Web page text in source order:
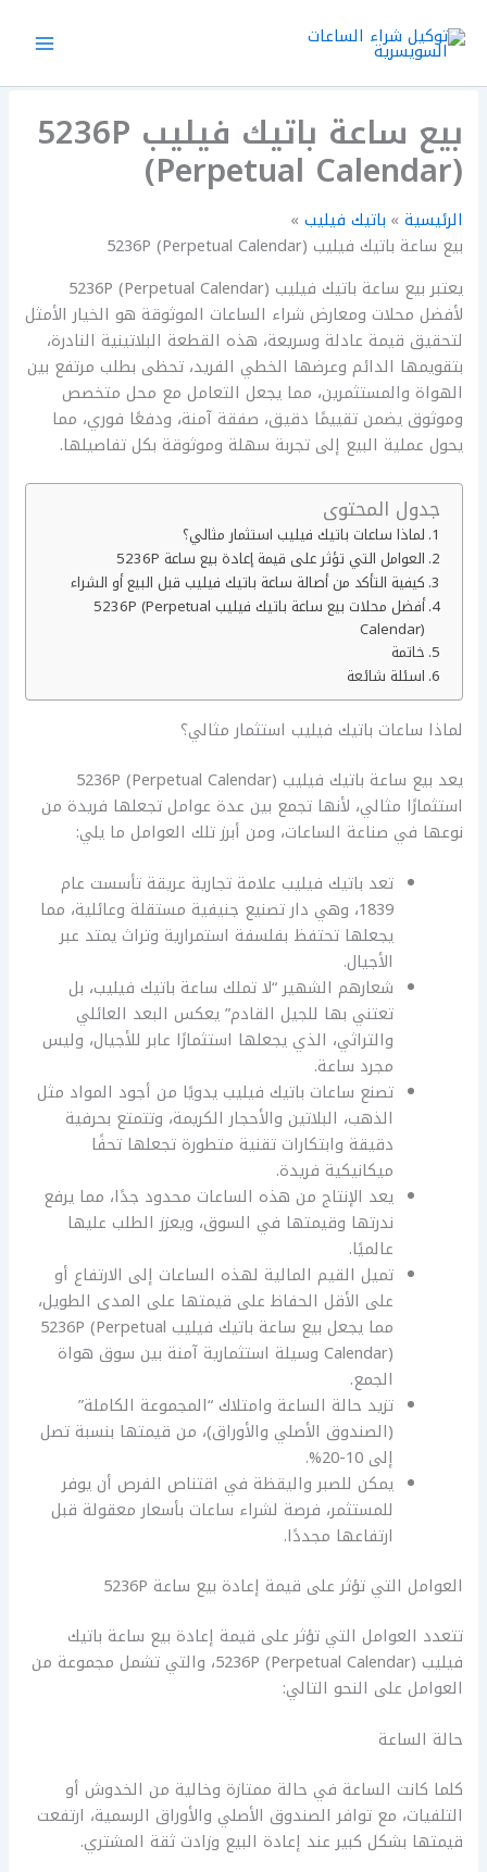
إلى
المحتوى
بيع ساعة باتيك فيليب 5236P
(Perpetual Calendar)
الرئيسية
باتيك فيليب
بيع ساعة باتيك فيليب 5236P (Perpetual Calendar)
يعتبر بيع ساعة باتيك فيليب 5236P (Perpetual Calendar)
لأفضل محلات ومعارض شراء الساعات الموثوقة هو الخيار الأمثل
لتحقيق قيمة عادلة وسريعة، هذه القطعة البلاتينية النادرة،
بتقويمها الدائم وعرضها الخطي الفريد، تحظى بطلب مرتفع بين
الهواة والمستثمرين، مما يجعل التعامل مع محل متخصص
وموثوق يضمن تقييمًا دقيق، صفقة آمنة، ودفعًا فوري، مما
يحول عملية البيع إلى تجربة سهلة وموثوقة بكل تفاصيلها.
جدول المحتوى
لماذا ساعات باتيك فيليب استثمار مثالي؟
العوامل التي تؤثر على قيمة إعادة بيع ساعة 5236P
كيفية التأكد من أصالة ساعة باتيك فيليب قبل البيع أو الشراء
أفضل محلات بيع ساعة باتيك فيليب 5236P (Perpetual
Calendar)
خاتمة
اسئلة شائعة
لماذا ساعات باتيك فيليب استثمار مثالي؟
يعد بيع ساعة باتيك فيليب 5236P (Perpetual Calendar)
استثمارًا مثالي، لأنها تجمع بين عدة عوامل تجعلها فريدة من
نوعها في صناعة الساعات، ومن أبرز تلك العوامل ما يلي:
تعد باتيك فيليب علامة تجارية عريقة تأسست عام
1839، وهي دار تصنيع جنيفية مستقلة وعائلية، مما
يجعلها تحتفظ بفلسفة استمرارية وتراث يمتد عبر
الأجيال.
شعارهم الشهير “لا تملك ساعة باتيك فيليب، بل
تعتني بها للجيل القادم” يعكس البعد العائلي
والتراثي، الذي يجعلها استثمارًا عابر للأجيال، وليس
مجرد ساعة.
تصنع ساعات باتيك فيليب يدويًا من أجود المواد مثل
الذهب، البلاتين والأحجار الكريمة، وتتمتع بحرفية
دقيقة وابتكارات تقنية متطورة تجعلها تحفًا
ميكانيكية فريدة.
يعد الإنتاج من هذه الساعات محدود جدًا، مما يرفع
ندرتها وقيمتها في السوق، ويعزز الطلب عليها
عالميًا.
تميل القيم المالية لهذه الساعات إلى الارتفاع أو
على الأقل الحفاظ على قيمتها على المدى الطويل،
مما يجعل بيع ساعة باتيك فيليب 5236P (Perpetual
Calendar) وسيلة استثمارية آمنة بين سوق هواة
الجمع.
تزيد حالة الساعة وامتلاك “المجموعة الكاملة”
(الصندوق الأصلي والأوراق)، من قيمتها بنسبة تصل
إلى 10-20%.
يمكن للصبر واليقظة في اقتناص الفرص أن يوفر
للمستثمر، فرصة لشراء ساعات بأسعار معقولة قبل
ارتفاعها مجددًا.
العوامل التي تؤثر على قيمة إعادة بيع ساعة 5236P
تتعدد العوامل التي تؤثر على قيمة إعادة بيع ساعة باتيك
فيليب 5236P (Perpetual Calendar)، والتي تشمل مجموعة من
العوامل على النحو التالي:
حالة الساعة
كلما كانت الساعة في حالة ممتازة وخالية من الخدوش أو
التلفيات، مع توافر الصندوق الأصلي والأوراق الرسمية، ارتفعت
قيمتها بشكل كبير عند إعادة البيع وزادت ثقة المشتري.